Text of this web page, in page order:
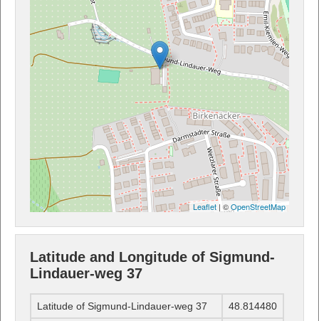
Leaflet | ©OpenStreetMap
Latitude and Longitude of Sigmund-
Lindauer-weg 37
Latitude of Sigmund-Lindauer-weg 37 48.814480